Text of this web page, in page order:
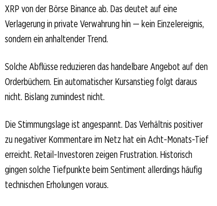
XRP von der Börse Binance ab. Das deutet auf eine
Verlagerung in private Verwahrung hin — kein Einzelereignis,
sondern ein anhaltender Trend.
Solche Abflüsse reduzieren das handelbare Angebot auf den
Orderbüchern. Ein automatischer Kursanstieg folgt daraus
nicht. Bislang zumindest nicht.
Die Stimmungslage ist angespannt. Das Verhältnis positiver
zu negativer Kommentare im Netz hat ein Acht-Monats-Tief
erreicht. Retail-Investoren zeigen Frustration. Historisch
gingen solche Tiefpunkte beim Sentiment allerdings häufig
technischen Erholungen voraus.